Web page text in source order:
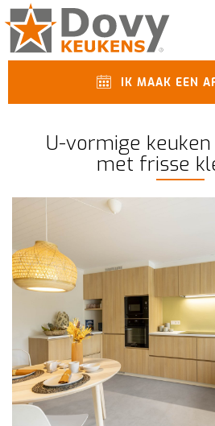
IK MAAK EEN
U-vormige
met frisse